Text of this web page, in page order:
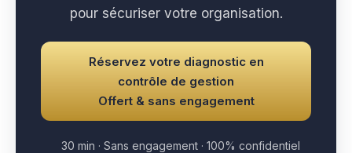
pour sécuriser votre organisation.
Réservez votre diagnostic en
contrôle de gestion
Offert & sans engagement
30 min · Sans engagement · 100% confidentiel